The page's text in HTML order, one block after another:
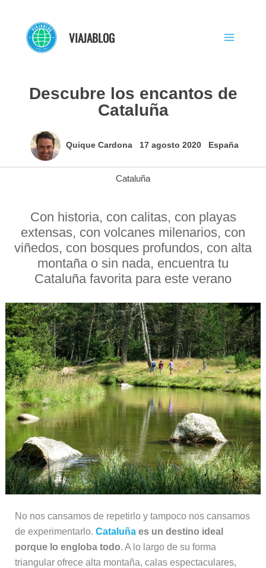
contenido
VIAJABLOG
Descubre los encantos de
Cataluña
Quique Cardona 17 agosto 2020 España
Cataluña
Con historia, con calitas, con playas
extensas, con volcanes milenarios, con
viñedos, con bosques profundos, con alta
montaña o sin nada, encuentra tu
Cataluña favorita para este verano
No nos cansamos de repetirlo y tampoco nos cansamos
de experimentarlo. Cataluñaes un destino ideal
porque lo engloba todo. A lo largo de su forma
triangular ofrece alta montaña, calas espectaculares,